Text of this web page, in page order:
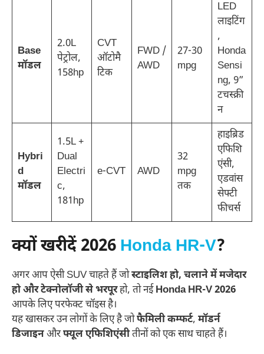
Base
मॉडल
2.0L
पेट्रोल,
158hp
CVT
ऑटोमै
टिक
FWD /
AWD
27-30
mpg
LED
लाइटिंग
,
Honda
Sensi
ng, 9”
टचस्क्री
न
Hybri
d
मॉडल
1.5L +
Dual
Electri
c,
181hp
e-CVT AWD
32
mpg
तक
हाइब्रिड
एफिशि
एंसी,
एडवांस
सेफ्टी
फीचर्स
क्यों खरीदें 2026 Honda HR-V?
अगर आप ऐसी SUV चाहते हैं जोस्टाइलिश हो, चलाने में मजेदार
हो और टेक्नोलॉजी से भरपूरहो, तो नईHonda HR-V 2026
आपके लिए परफेक्ट चॉइस है।
यह खासकर उन लोगों के लिए है जोफैमिली कम्फर्ट, मॉडर्न
डिजाइनऔरफ्यूल एफिशिएंसीतीनों को एक साथ चाहते हैं।